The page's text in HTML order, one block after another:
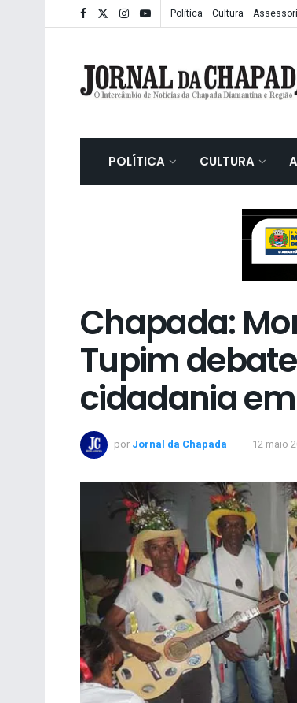
Política Cultura
POLÍTICA CULTURA
Chapada:
Tupim
cidadania
por Jornal da Chapada 12 maio